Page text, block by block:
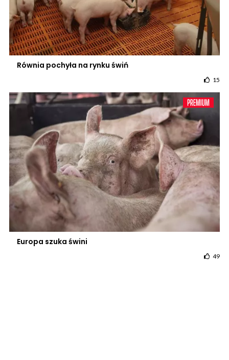
Równia pochyła na rynku świń
15
Europa szuka świni
49